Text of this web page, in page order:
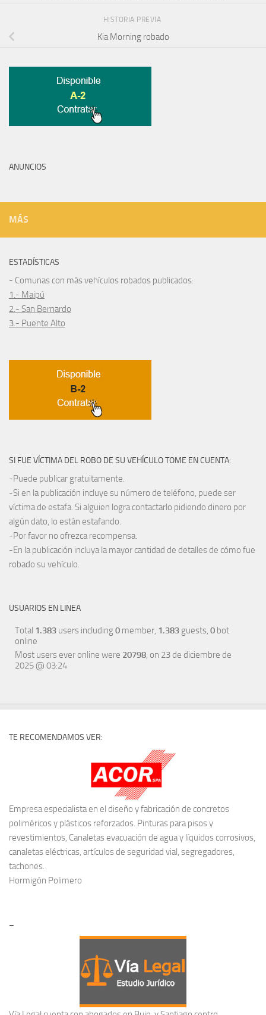
HISTORIA PREVIA
Kia Morning robado
ANUNCIOS
MÁS
ESTADÍSTICAS
- Comunas con más vehículos robados publicados:
1.- Maipú
2.- San Bernardo
3.- Puente Alto
SI FUE VÍCTIMA DEL ROBO DE SU VEHÍCULO TOME EN CUENTA:
-Puede publicar gratuitamente.
-Si en la publicación incluye su número de teléfono, puede ser
víctima de estafa. Si alguien logra contactarlo pidiendo dinero por
algún dato, lo están estafando.
-Por favor no ofrezca recompensa.
-En la publicación incluya la mayor cantidad de detalles de cómo fue
robado su vehículo.
USUARIOS EN LINEA
Total 1.383 users including0 member, 1.383 guests, 0 bot
online
Most users ever online were 20798 , on 23 de diciembre de
2025 @ 03:24
TE RECOMENDAMOS VER:
Empresa especialista en el diseño y fabricación de concretos
poliméricos y plásticos reforzados. Pinturas para pisos y
revestimientos, Canaletas evacuación de agua y líquidos corrosivos,
canaletas eléctricas, artículos de seguridad vial, segregadores,
tachones.
Hormigón Polimero
–